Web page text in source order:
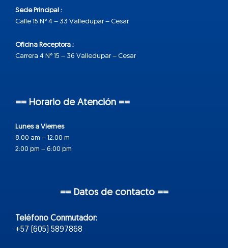
Sede Principal :
Calle 15 N° 4 – 33 Valledupar – Cesar
Oficina Receptora :
Carrera 4 N° 15 – 36 Valledupar – Cesar
== Horario de Atención ==
Lunes a Viernes
8:00 am – 12:00 m
2:00 pm – 6:00 pm
== Datos de contacto ==
Teléfono Conmutador:
+57 (605) 5897868